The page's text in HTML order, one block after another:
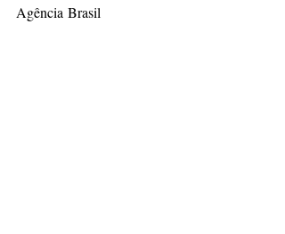
Agência Brasil